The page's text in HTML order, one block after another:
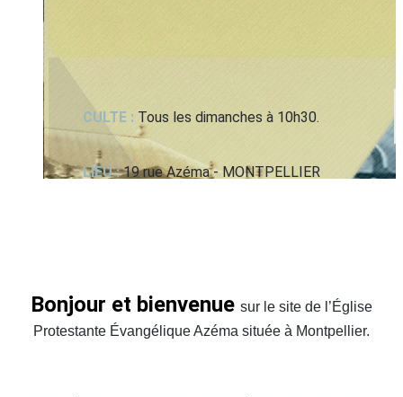
CULTE : Tous les dimanches à 10h30.
LIEU :19 rue Azéma - MONTPELLIER
Bonjour et bienvenue sur le site de l’Église
Protestante Évangélique Azéma située à Montpellier.